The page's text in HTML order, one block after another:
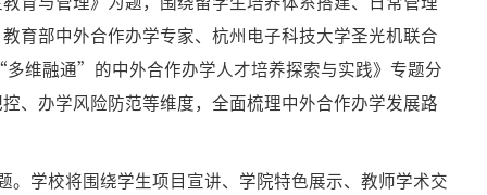
育部中外合作办学专家、杭州电子科技大学圣光机联合
维融通”的中外合作办学人才培养探索与实践》专题分
、办学风险防范等维度，全面梳理中外合作办学发展路
学校将围绕学生项目宣讲、学院特色展示、教师学术交